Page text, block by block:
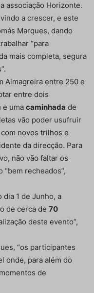
associação Horizonte.
a crescer, e este
Marques, dando
“para
mais completa, segura
Almagreira entre 250 e
entre dois
e uma caminhada de
vão poder usufruir
novos trilhos e
da direcção. Para
não vão faltar os
recheados”,
dia 1 de Junho, a
de cerca de 70
deste evento”,
“os participantes
onde, para além do
de